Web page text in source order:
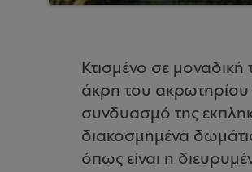
Κτισμένο σε
άκρη του ακρωτηρίου
συνδυασμό της
διακοσμημένα
όπως είναι η